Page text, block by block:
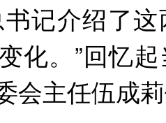
记介绍了这
化。”回忆
会主任伍成